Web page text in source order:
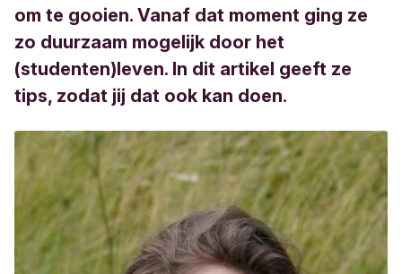
om te gooien. Vanaf dat moment ging ze
zo duurzaam mogelijk door het
(studenten)leven. In dit artikel geeft ze
tips, zodat jij dat ook kan doen.